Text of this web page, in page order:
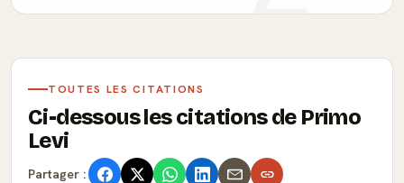
TOUTES LES CITATIONS
Ci-dessous les citations de Primo
Levi
Partager :